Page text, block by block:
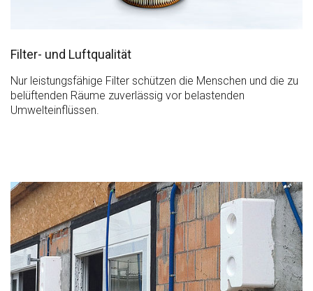
Filter- und Luftqualität
Nur leistungsfähige Filter schützen die Menschen und die zu
belüftenden Räume zuverlässig vor belastenden
Umwelteinflüssen.